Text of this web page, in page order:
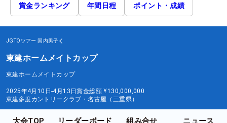
賞金ランキング 年間日程 ポイント・成績
JGTOツアー 国内男子
東建ホームメイトカップ
東建ホームメイトカップ
2025年4月10日-4月13日賞金総額 ¥130,000,000
東建多度カントリークラブ・名古屋（三重県）
大会TOP リーダーボード 組み合せ ニュース